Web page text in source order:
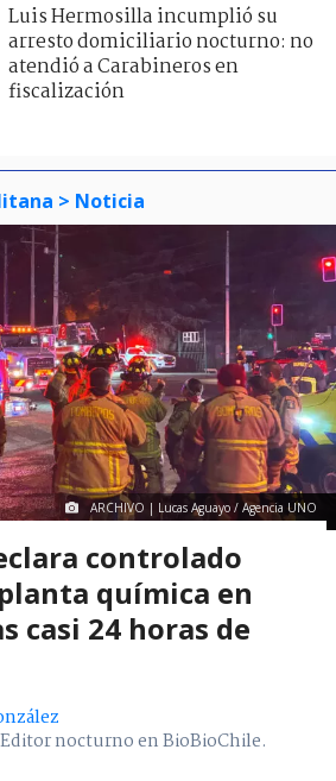
Luis Hermosilla incumplió su
arresto domiciliario nocturno: no
atendió a Carabineros en
fiscalización
> Noticia
ARCHIVO | Lucas Aguayo / Agencia UNO
controlado
química en
casi 24 horas de
nocturno en BioBioChile.